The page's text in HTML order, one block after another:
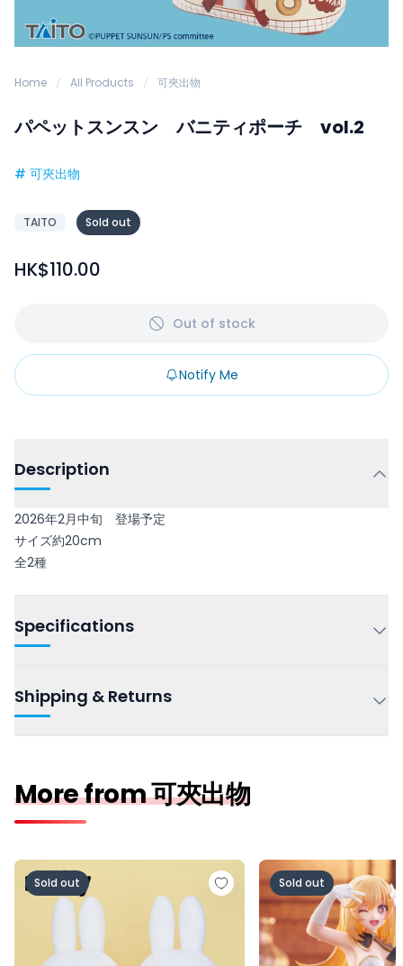
Home All Products 可夾出物
パペットスンスン バニティポーチ vol.2
# 可夾出物
TAITO Sold out
HK$110.00
Out of stock
Notify Me
Description
2026年2月中旬 登場予定
サイズ約20cm
全2種
Specifications
Shipping & Returns
More from 可夾出物
ミッフィー 特大サイズぬいぐるみ チューリップのバン
Sold out
とある科学の超電
Sold out